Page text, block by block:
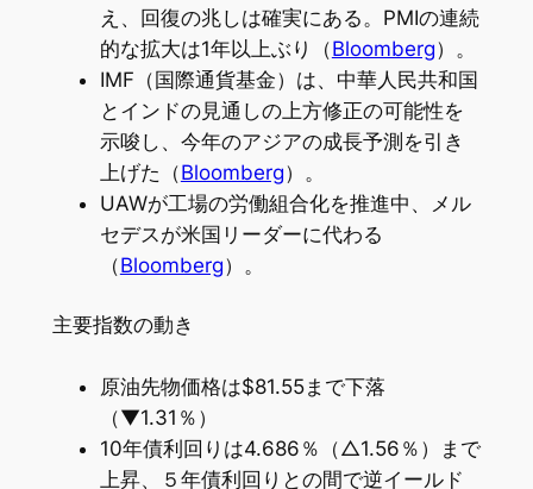
え、回復の兆しは確実にある。PMIの連続
的な拡大は1年以上ぶり（Bloomberg）。
IMF（国際通貨基金）は、中華人民共和国
とインドの見通しの上方修正の可能性を
示唆し、今年のアジアの成長予測を引き
上げた（Bloomberg）。
UAWが工場の労働組合化を推進中、メル
セデスが米国リーダーに代わる
（Bloomberg）。
主要指数の動き
原油先物価格は$81.55まで下落
（▼1.31％）
10年債利回りは4.686％（△1.56％）まで
上昇、５年債利回りとの間で逆イールド